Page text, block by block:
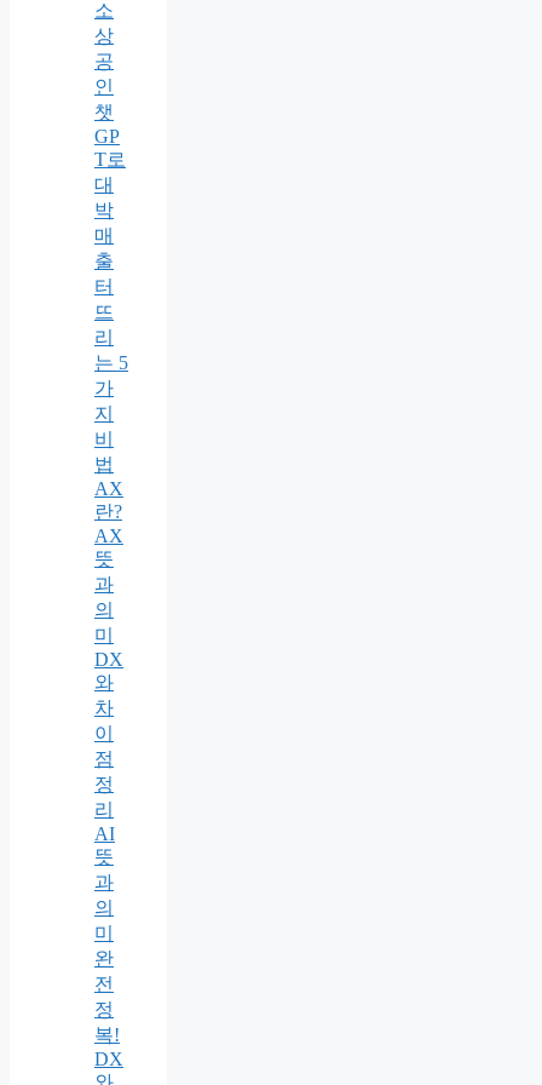
소
상
공
인
챗
GP
T로
대
박
매
출
터
뜨
리
는 5
가
지
비
법
AX
란?
AX
뜻
과
의
미
DX
와
차
이
점
정
리
AI
뜻
과
의
미
완
전
정
복!
DX